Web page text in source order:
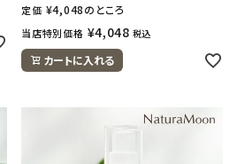
定価 ¥4,048のところ
当店特別価格 ¥4,048 税込
カートに入れる